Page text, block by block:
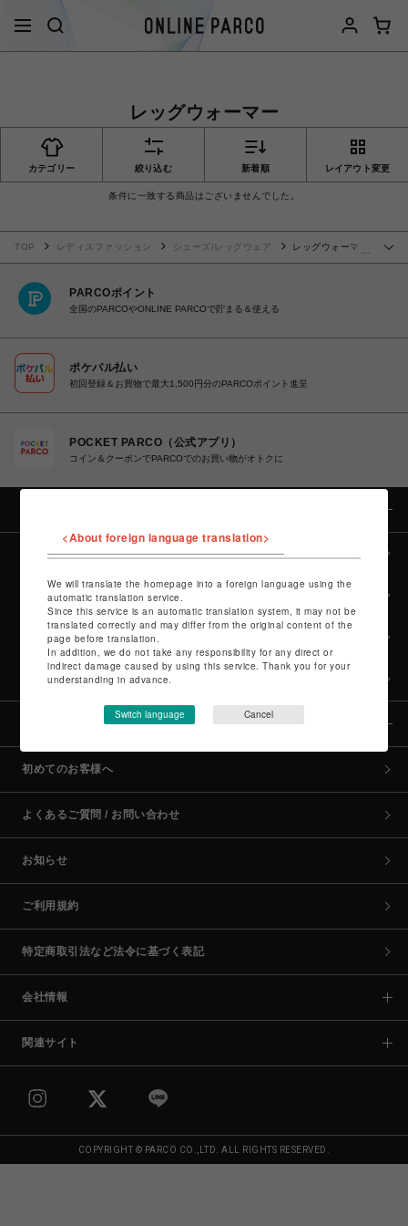
レッグウォーマー
カテゴリー 絞り込む 新着順 レイアウト変更
条件に一致する商品はございませんでした。
TOP レディスファッション シューズ/レッグウェア
レッグウォーマ
PARCOポイント
全国のPARCOやONLINE PARCOで貯まる＆使える
ポケパル払い
初回登録＆お買物で最大1,500円分のPARCOポイント進呈
POCKET PARCO（公式アプリ）
コイン＆クーポンでPARCOでのお買い物がオトクに
全カテゴリーから探す
culture TOP
POP-UP SHOP TOP
PARCO GAMES TOP
全国のPARCO店舗
初めてのお客様へ
よくあるご質問 / お問い合わせ
お知らせ
ご利用規約
特定商取引法など法令に基づく表記
会社情報
関連サイト
COPYRIGHT © PARCO CO.,LTD. ALL RIGHTS RESERVED.
<About foreign language translation>
We will translate the homepage into a foreign language using the
automatic translation service.
Since this service is an automatic translation system, it may not be
translated correctly and may differ from the original content of the
page before translation.
In addition, we do not take any responsibility for any direct or
indirect damage caused by using this service. Thank you for your
understanding in advance.
Switch language Cancel